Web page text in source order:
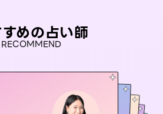
めの占い師
RECOMMEND